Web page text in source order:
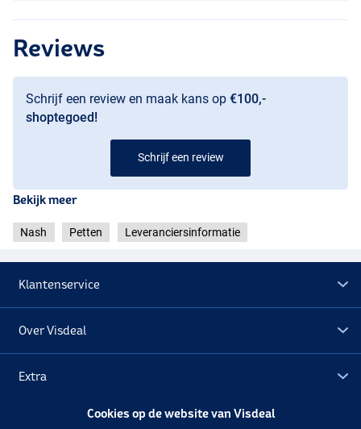
Reviews
Schrijf een review en maak kans op €100,-
shoptegoed!
Schrijf een review
Bekijk meer
Nash Petten Leveranciersinformatie
Klantenservice
Over Visdeal
Extra
Cookies op de website van Visdeal